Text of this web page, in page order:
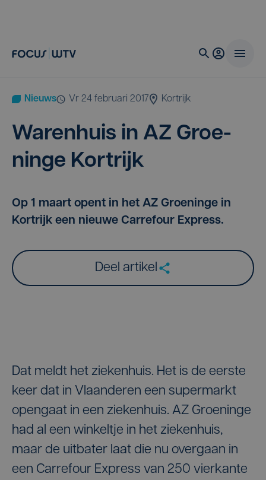
Nieuws vr 24 februari 2017 Kortrijk
Waren­huis in AZ Groe­
nin­ge Kortrijk
Op 1 maart opent in het AZ Groeninge in
Kortrijk een nieuwe Carrefour Express.
Deel artikel
Dat meldt het ziekenhuis. Het is de eerste
keer dat in Vlaanderen een supermarkt
opengaat in een ziekenhuis. AZ Groeninge
had al een winkeltje in het ziekenhuis,
maar de uitbater laat die nu overgaan in
een Carrefour Express van 250 vierkante